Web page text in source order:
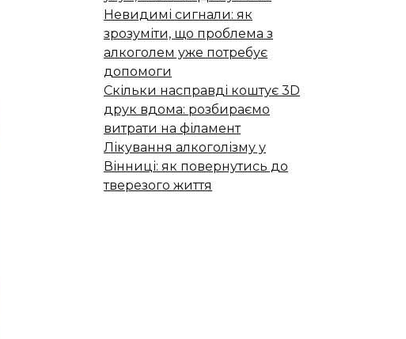
Невидимі сигнали: як
зрозуміти, що проблема з
алкоголем уже потребує
допомоги
Скільки насправді коштує 3D
друк вдома: розбираємо
витрати на філамент
Лікування алкоголізму у
Вінниці: як повернутись до
тверезого життя